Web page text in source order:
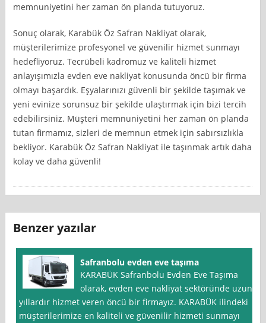
memnuniyetini her zaman ön planda tutuyoruz.
Sonuç olarak, Karabük Öz Safran Nakliyat olarak,
müşterilerimize profesyonel ve güvenilir hizmet sunmayı
hedefliyoruz. Tecrübeli kadromuz ve kaliteli hizmet
anlayışımızla evden eve nakliyat konusunda öncü bir firma
olmayı başardık. Eşyalarınızı güvenli bir şekilde taşımak ve
yeni evinize sorunsuz bir şekilde ulaştırmak için bizi tercih
edebilirsiniz. Müşteri memnuniyetini her zaman ön planda
tutan firmamız, sizleri de memnun etmek için sabırsızlıkla
bekliyor. Karabük Öz Safran Nakliyat ile taşınmak artık daha
kolay ve daha güvenli!
Benzer yazılar
Safranbolu evden eve taşıma
KARABÜK Safranbolu Evden Eve Taşıma
olarak, evden eve nakliyat sektöründe uzun
yıllardır hizmet veren öncü bir firmayız. KARABÜK ilindeki
müşterilerimize en kaliteli ve güvenilir hizmeti sunmayı